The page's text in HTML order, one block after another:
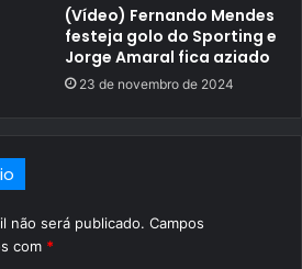
(Vídeo) Fernando Mendes
festeja golo do Sporting e
Jorge Amaral fica aziado
23 de novembro de 2024
não será publicado. Campos
com *